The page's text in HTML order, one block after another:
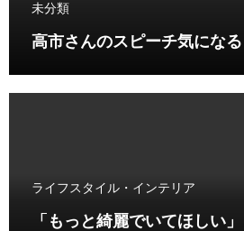
未分類
高市さんのスピーチ気になる
ライフスタイル・インテリア
「もっと綺麗でいてほしい